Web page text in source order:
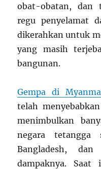
obat-obatan, dan
regu penyelamat
dikerahkan untuk
yang masih
bangunan.
Gempa di
telah
menimbulkan
negara tetangga
Bangladesh,
dampaknya. Saat